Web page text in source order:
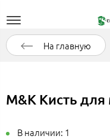
На главную
M&K Кисть
В наличии: 1